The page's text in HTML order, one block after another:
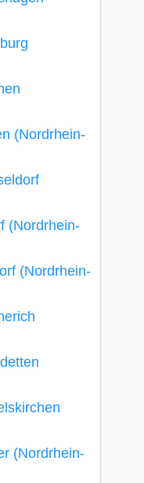
(Nordrhein-
(Nordrhein-
(Nordrhein-
(Nordrhein-